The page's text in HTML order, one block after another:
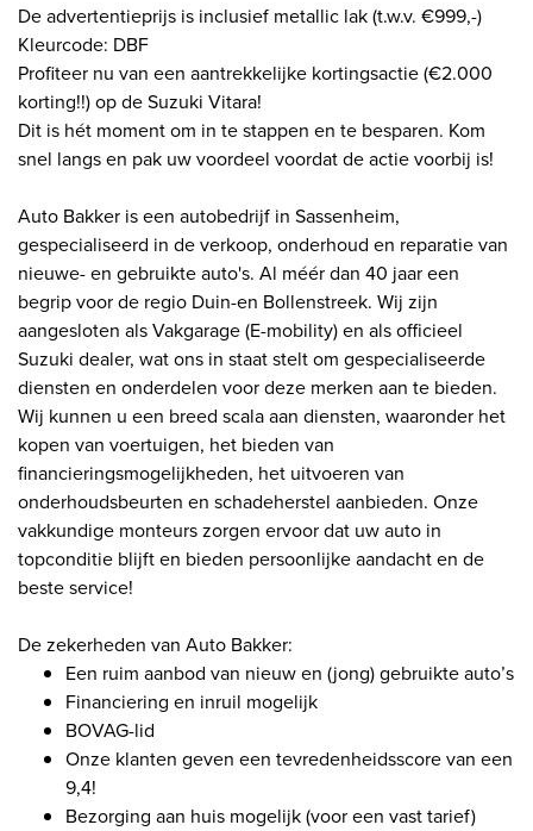
De advertentieprijs is inclusief metallic lak (t.w.v. €999,-)
Kleurcode: DBF
Profiteer nu van een aantrekkelijke kortingsactie (€2.000
korting!!) op de Suzuki Vitara!
Dit is hét moment om in te stappen en te besparen. Kom
snel langs en pak uw voordeel voordat de actie voorbij is!
Auto Bakker is een autobedrijf in Sassenheim,
gespecialiseerd in de verkoop, onderhoud en reparatie van
nieuwe- en gebruikte auto's. Al méér dan 40 jaar een
begrip voor de regio Duin-en Bollenstreek. Wij zijn
aangesloten als Vakgarage (E-mobility) en als officieel
Suzuki dealer, wat ons in staat stelt om gespecialiseerde
diensten en onderdelen voor deze merken aan te bieden.
Wij kunnen u een breed scala aan diensten, waaronder het
kopen van voertuigen, het bieden van
financieringsmogelijkheden, het uitvoeren van
onderhoudsbeurten en schadeherstel aanbieden. Onze
vakkundige monteurs zorgen ervoor dat uw auto in
topconditie blijft en bieden persoonlijke aandacht en de
beste service!
De zekerheden van Auto Bakker:
Een ruim aanbod van nieuw en (jong) gebruikte auto’s
Financiering en inruil mogelijk
BOVAG-lid
Onze klanten geven een tevredenheidsscore van een
9,4!
Bezorging aan huis mogelijk (voor een vast tarief)